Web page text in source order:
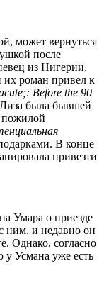
может вернуться
после
из Нигерии,
роман привел к
Before the 90
была бывшей
В конце
привезти
Умара о приезде
ним, и недавно он
Однако, согласно
у Усмана уже есть